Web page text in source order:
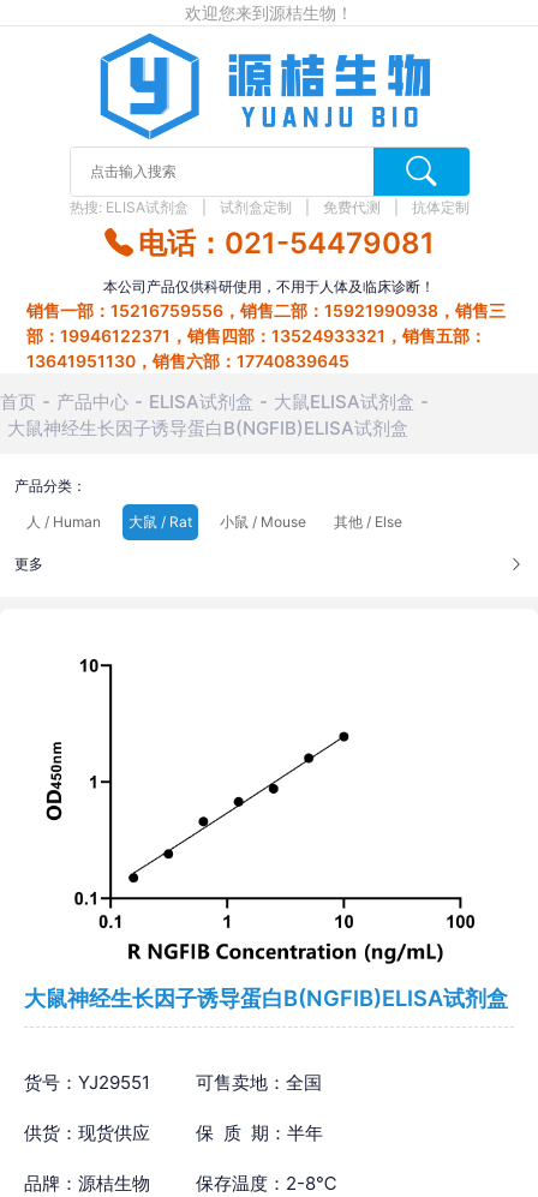
欢迎您来到源桔生物！
热搜: ELISA试剂盒 试剂盒定制 免费代测 抗体定制
电话：021-54479081
本公司产品仅供科研使用，不用于人体及临床诊断！
销售一部：15216759556，销售二部：15921990938，销售三
部：19946122371，销售四部：13524933321，销售五部：
13641951130，销售六部：17740839645
首页 产品中心 ELISA试剂盒
大鼠ELISA试剂盒
大鼠神经生长因子诱导蛋白B(NGFIB)ELISA试剂盒
产品分类：
人 / Human
大鼠 / Rat 小鼠 / Mouse 其他 / Else
更多
大鼠神经生长因子诱导蛋白B(NGFIB)ELISA试剂盒
货号：YJ29551 可售卖地：全国
供货：现货供应 保 质 期：半年
品牌：源桔生物 保存温度：2-8℃